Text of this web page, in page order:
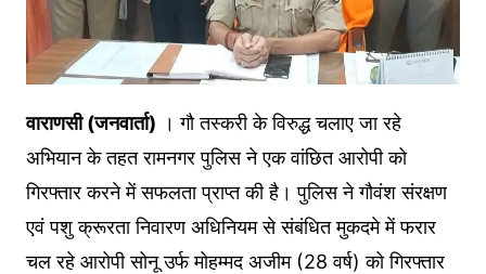
वाराणसी (जनवार्ता) । गौ तस्करी के विरुद्ध चलाए जा रहे
अभियान के तहत रामनगर पुलिस ने एक वांछित आरोपी को
गिरफ्तार करने में सफलता प्राप्त की है। पुलिस ने गौवंश संरक्षण
एवं पशु क्रूरता निवारण अधिनियम से संबंधित मुकदमे में फरार
चल रहे आरोपी सोनू उर्फ मोहम्मद अजीम (28 वर्ष) को गिरफ्तार